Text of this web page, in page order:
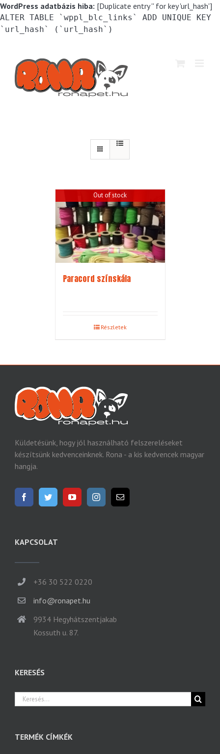
WordPress adatbázis hiba: [Duplicate entry '' for key 'url_hash']
ALTER TABLE `wppl_blc_links` ADD UNIQUE KEY
`url_hash` (`url_hash`)
Out of stock
Paracord színskála
Részletek
Küldetésünk, hogy jól használható felszereléseket
készítsünk kedvenceinknek. Rona - a kis kedvencek magyar
hangja.
KAPCSOLAT
+36 30 522 0220
info@ronapet.hu
9934 Hegyhátszentjakab
Kossuth u. 87.
KERESÉS
Keresés...
TERMÉK CÍMKÉK